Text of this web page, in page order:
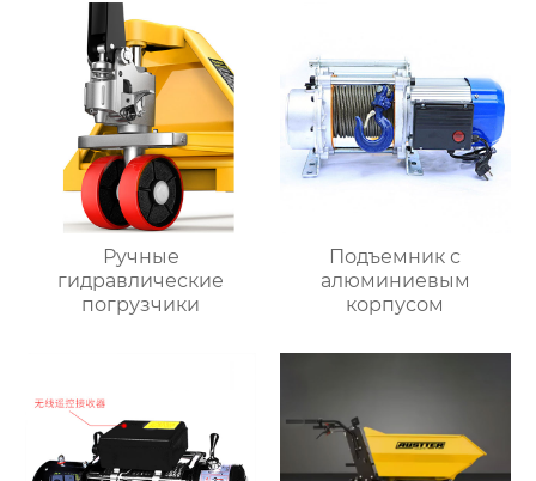
Ручные
гидравлические
погрузчики
Подъемник с
алюминиевым
корпусом